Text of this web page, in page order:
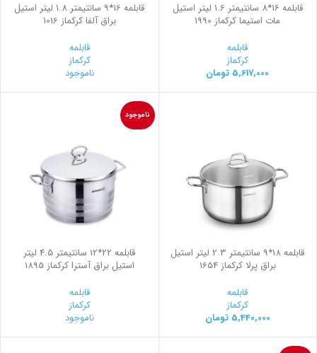
قابلمه 16*8 سانتیمتر 1.6 لیتر استیل
مات استیما کرکماز 1990
قابلمه
کرکماز
5,617,000 تومان
قابلمه 16*9 سانتیمتر 1.8 لیتر استیل
براق آلفا کرکماز 1016
قابلمه
کرکماز
ناموجود
قابلمه 18*9 سانتیمتر 2.3 لیتر استیل
براق پرلا کرکماز 1654
قابلمه
کرکماز
5,440,000 تومان
ناموجود
قابلمه 22*12 سانتیمتر 4.5 لیتر
استیل براق آسترا کرکماز 1895
قابلمه
کرکماز
ناموجود